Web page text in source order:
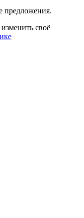
предложения.
своё